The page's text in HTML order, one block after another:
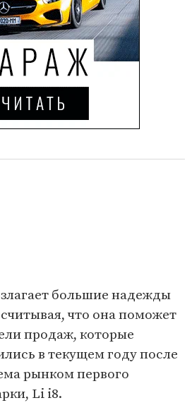
большие надежды
что она поможет
продаж, которые
в текущем году после
рынком первого
Li i8.